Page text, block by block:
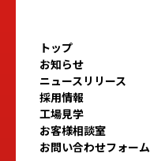
トップ
お知らせ
ニュースリリース
採用情報
工場見学
お客様相談室
お問い合わせフォーム